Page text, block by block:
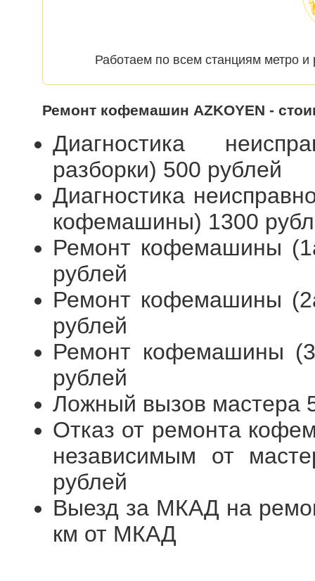
Работаем по всем станциям метро
Ремонт кофемашин AZKOYEN -
Диагностика
разборки) 500 рублей
Диагностика
кофемашины) 1300
Ремонт кофемашины
рублей
Ремонт кофемашины
рублей
Ремонт кофемашины
рублей
Ложный вызов мастера
Отказ от ремонта
независимым от
рублей
Выезд за МКАД на
км от МКАД